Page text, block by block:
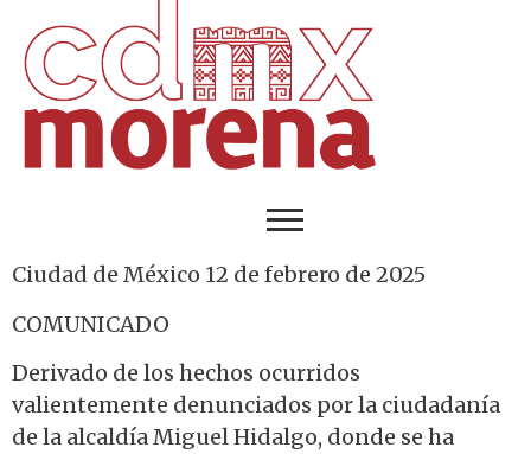
Ciudad de México 12 de febrero de 2025
COMUNICADO
Derivado de los hechos ocurridos
valientemente denunciados por la ciudadanía
de la alcaldía Miguel Hidalgo, donde se ha